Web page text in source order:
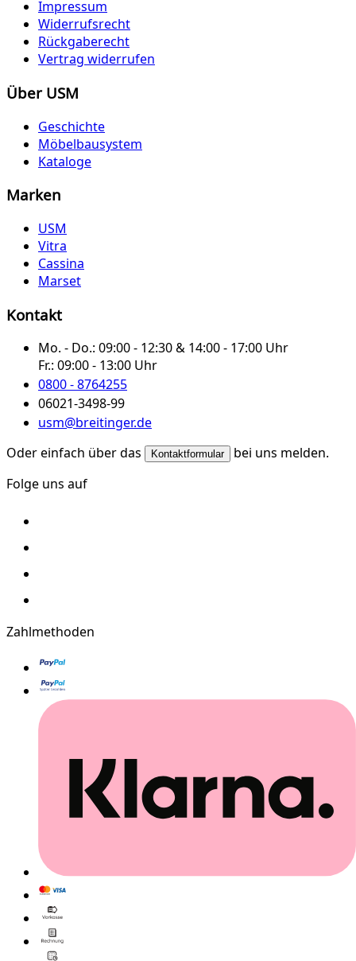
Impressum
Widerrufsrecht
Rückgaberecht
Vertrag widerrufen
Über USM
Geschichte
Möbelbausystem
Kataloge
Marken
USM
Vitra
Cassina
Marset
Kontakt
Mo. - Do.: 09:00 - 12:30 & 14:00 - 17:00 Uhr
Fr.: 09:00 - 13:00 Uhr
0800 - 8764255
06021-3498-99
usm@breitinger.de
Oder einfach über das
Kontaktformular
bei uns melden.
Folge uns auf
Zahlmethoden